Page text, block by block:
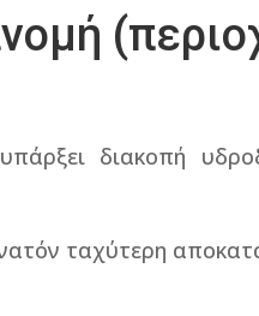
διακοπή
ταχύτερη